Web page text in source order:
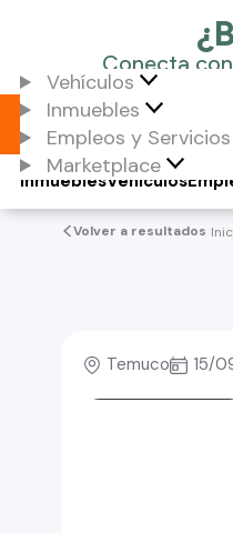
Vehículos
Inmuebles
Empleos y
Marketplace
Vehículos
Inmuebles
Volver a resultados
Temuco 15/